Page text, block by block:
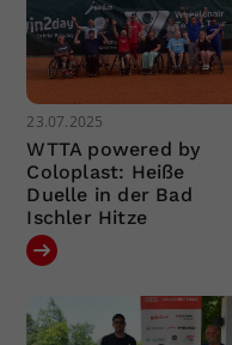
23.07.2025
WTTA powered by
Coloplast: Heiße
Duelle in der Bad
Ischler Hitze